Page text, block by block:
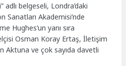
adlı belgeseli, Londra’daki
Sanatları Akademisi’nde
Hughes’un yanı sıra
Osman Koray Ertaş, İletişim
Aktuna ve çok sayıda davetli